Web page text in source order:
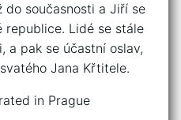
současnosti a Jiří se
republice. Lidé se stále
a pak se účastní oslav,
Jana Křtitele.
in Prague